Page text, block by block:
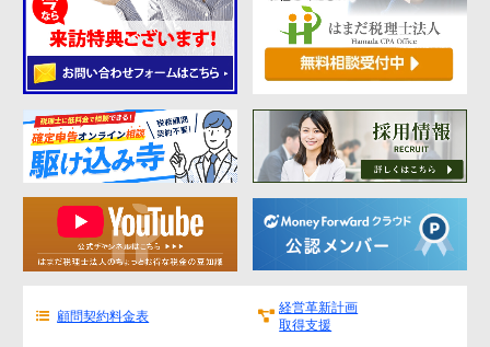
顧問契約料金表
経営革新計画
取得支援